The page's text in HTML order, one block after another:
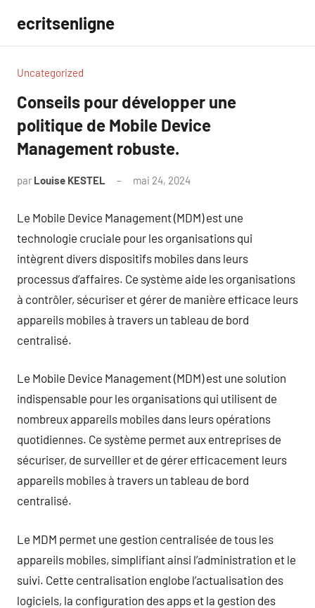
contenu
ecritsenligne
Uncategorized
Conseils pour développer une
politique de Mobile Device
Management robuste.
par Louise KESTEL mai 24, 2024
Le Mobile Device Management (MDM) est une
technologie cruciale pour les organisations qui
intègrent divers dispositifs mobiles dans leurs
processus d’affaires. Ce système aide les organisations
à contrôler, sécuriser et gérer de manière efficace leurs
appareils mobiles à travers un tableau de bord
centralisé.
Le Mobile Device Management (MDM) est une solution
indispensable pour les organisations qui utilisent de
nombreux appareils mobiles dans leurs opérations
quotidiennes. Ce système permet aux entreprises de
sécuriser, de surveiller et de gérer efficacement leurs
appareils mobiles à travers un tableau de bord
centralisé.
Le MDM permet une gestion centralisée de tous les
appareils mobiles, simplifiant ainsi l’administration et le
suivi. Cette centralisation englobe l’actualisation des
logiciels, la configuration des apps et la gestion des